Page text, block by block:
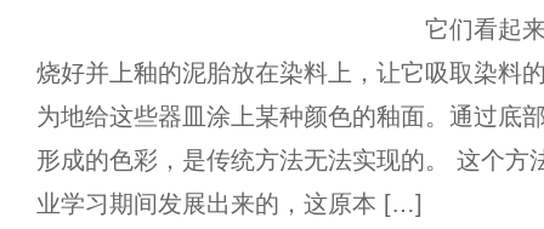
它们看起
烧好并上釉的泥胎放在染料上，让它吸取染料
为地给这些器皿涂上某种颜色的釉面。通过底
形成的色彩，是传统方法无法实现的。 这个方
业学习期间发展出来的，这原本 […]